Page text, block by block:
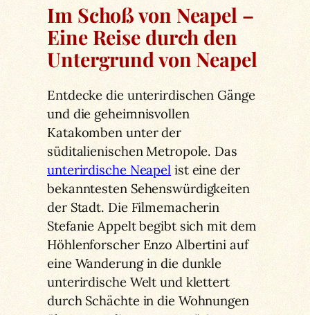
Im Schoß von Neapel –
Eine Reise durch den
Untergrund von Neapel
Entdecke die unterirdischen Gänge
und die geheimnisvollen
Katakomben unter der
süditalienischen Metropole. Das
unterirdische Neapel ist eine der
bekanntesten Sehenswürdigkeiten
der Stadt. Die Filmemacherin
Stefanie Appelt begibt sich mit dem
Höhlenforscher Enzo Albertini auf
eine Wanderung in die dunkle
unterirdische Welt und klettert
durch Schächte in die Wohnungen